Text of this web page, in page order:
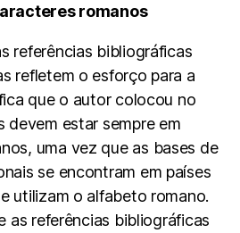
romanos
referências bibliográficas
refletem o esforço para a
que o autor colocou no
devem estar sempre em
uma vez que as bases de
se encontram em países
utilizam o alfabeto romano.
as referências bibliográficas